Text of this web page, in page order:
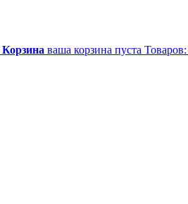
Корзина ваша корзина пуста Товаров: